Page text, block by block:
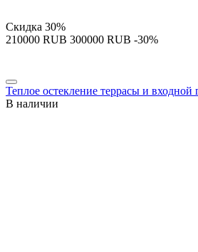
Скидка 30%
‍210000‍ RUB ‍300000‍ RUB -30%
Теплое остекление террасы и входной
В наличии